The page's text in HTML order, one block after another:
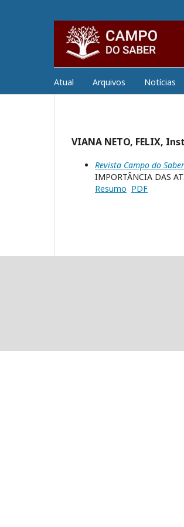
Atual Arquivos Notícias
VIANA NETO, FELIX,
Revista Campo do
IMPORTÂNCIA DAS
Resumo PDF